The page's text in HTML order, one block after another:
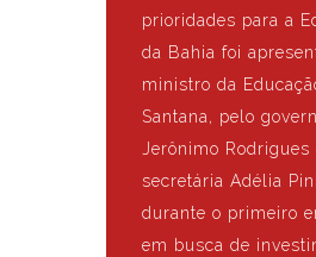
prioridades para a
da Bahia foi
ministro da
Santana, pelo
Jerônimo Rodrigues
secretária Adélia
durante o primeiro
em busca de